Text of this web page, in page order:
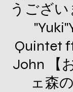
うござい
Quintet
John 【
ェ森